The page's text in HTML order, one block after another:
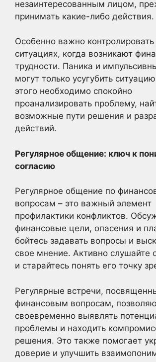
незаинтересованным лицом,
принимать какие-либо действия.
Особенно важно
ситуациях, когда возникают
трудности. Паника и
могут только усугубить
этого необходимо спокойно
проанализировать проблему,
возможные пути решения и
действий.
Регулярное общение: ключ к
согласию
Регулярное общение по
вопросам – это важный элемент
профилактики конфликтов.
финансовые цели, опасения и
бойтесь задавать вопросы и
свое мнение. Активно слушайте
и старайтесь понять его точку
Регулярные встречи,
финансовым вопросам,
своевременно выявлять
проблемы и находить
решения. Это также помогает
доверие и улучшить